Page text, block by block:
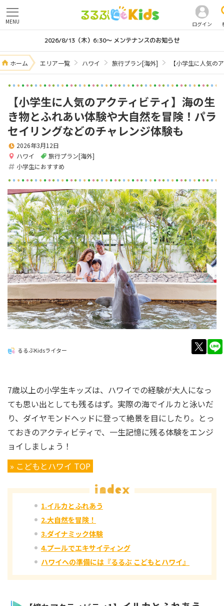
ログイン
MENU
2026/8/13（木）6:30～ メンテナンスのお知らせ
ホーム エリア一覧 ハワイ 旅行プラン[海外] 【小学生に人気の
【小学生に人気のアクティビティ】海の生
き物とふれあい体験や大自然を冒険！パラ
セイリングなどのチャレンジ体験も
ハワイ 旅行プラン[海外]
2026年3月12日
小学生におすすめ
るるぶKidsライター
7歳以上の小学生キッズは、ハワイでの経験が大人になっ
ても思い出としても残るはず。実際の海でイルカと泳いだ
り、ダイヤモンドヘッドに登って絶景を目にしたり。とっ
ておきのアクティビティで、一生記憶に残る体験をエンジ
ョイしましょう！
» こどもとハワイ TOP
1.イルカとふれあう
2.大自然を冒険！
3.ダイナミック体験
4.プールでエキサイティング
ハワイへの準備には『るるぶ こどもとハワイ』